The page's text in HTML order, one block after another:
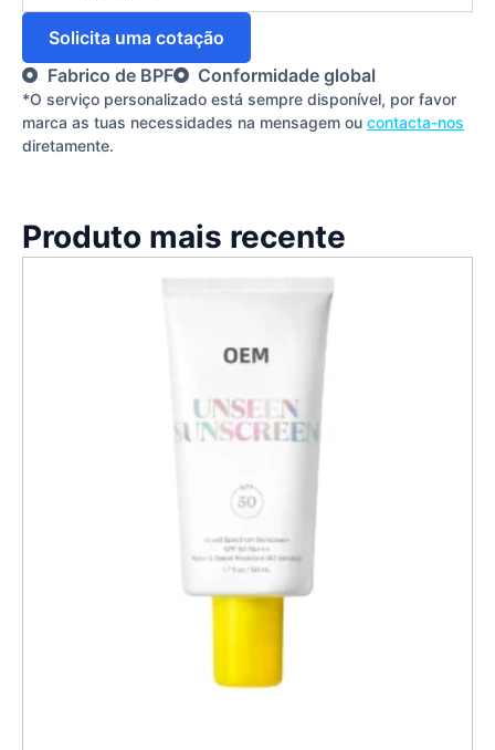
Solicita uma cotação
Fabrico de BPF
Conformidade global
*O serviço personalizado está sempre disponível, por favor
marca as tuas necessidades na mensagem ou contacta-nos
diretamente.
Produto mais recente